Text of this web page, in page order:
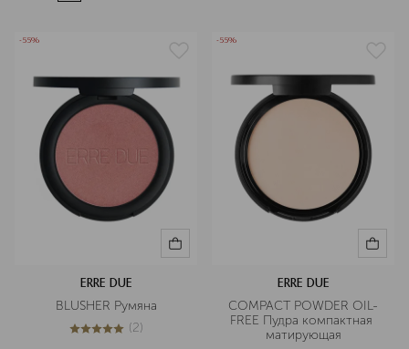
-55%
ERRE DUE
BLUSHER Румяна
5из 52 (2)
-55%
ERRE DUE
COMPACT POWDER OIL-
FREE Пудра компактная
матирующая